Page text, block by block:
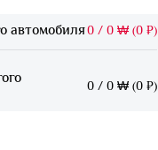
автомобиля0 / 0 ₩ (0 ₽)
0 / 0 ₩ (0 ₽)